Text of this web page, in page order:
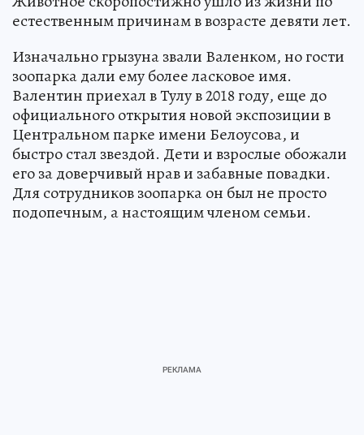
естественным причинам в возрасте девяти лет.
Изначально грызуна звали Валенком, но гости
зоопарка дали ему более ласковое имя.
Валентин приехал в Тулу в 2018 году, еще до
официального открытия новой экспозиции в
Центральном парке имени Белоусова, и
быстро стал звездой. Дети и взрослые обожали
его за доверчивый нрав и забавные повадки.
Для сотрудников зоопарка он был не просто
подопечным, а настоящим членом семьи.